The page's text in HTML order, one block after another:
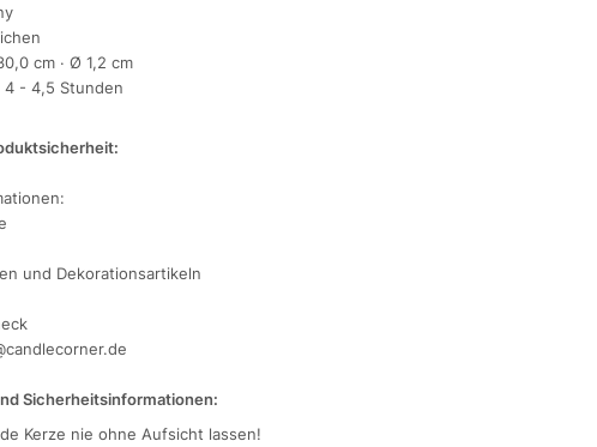
cm · Ø 1,2 cm
4 - 4,5 Stunden
und Dekorationsartikeln
Sicherheitsinformationen:
Kerze nie ohne Aufsicht lassen!